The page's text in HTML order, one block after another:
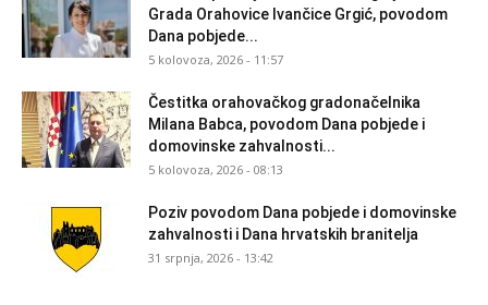
Grada Orahovice Ivančice Grgić, povodom
Dana pobjede...
5 kolovoza, 2026 - 11:57
Čestitka orahovačkog gradonačelnika
Milana Babca, povodom Dana pobjede i
domovinske zahvalnosti...
5 kolovoza, 2026 - 08:13
Poziv povodom Dana pobjede i domovinske
zahvalnosti i Dana hrvatskih branitelja
31 srpnja, 2026 - 13:42